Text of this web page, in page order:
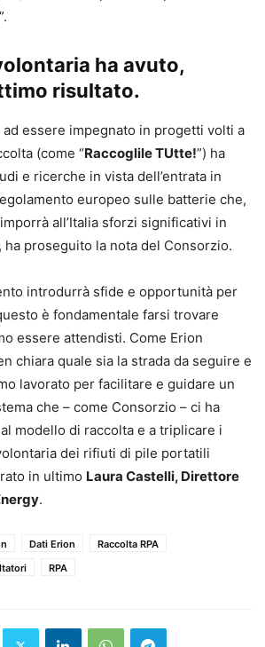
ha avuto,
risultato.
ad essere impegnato in progetti volti a
(come “Raccoglile TUtte!”) ha
e ricerche in vista dell’entrata in
europeo sulle batterie che,
all’Italia sforzi significativi in
ha proseguito la nota del Consorzio.
introdurrà sfide e opportunità per
è fondamentale farsi trovare
essere attendisti. Come Erion
chiara quale sia la strada da seguire e
lavorato per facilitare e guidare un
che – come Consorzio – ci ha
modello di raccolta e a triplicare i
dei rifiuti di pile portatili
in ultimo Laura Castelli, Direttore
.
Dati Erion
Raccolta RPA
RPA